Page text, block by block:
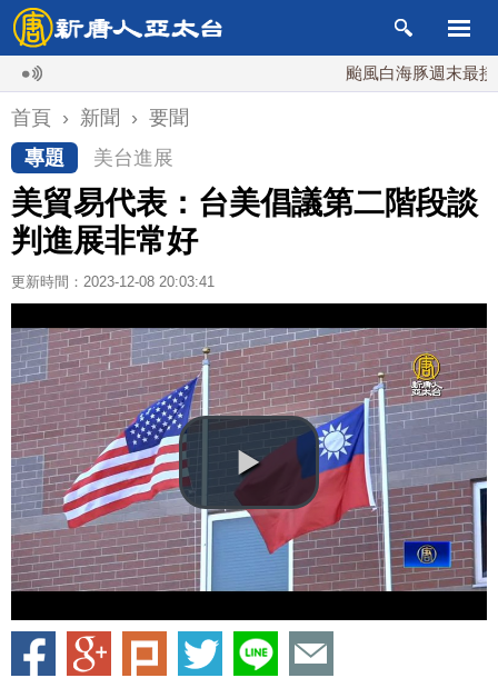
颱風白海豚週末最接近台
首頁 › 新聞 › 要聞
專題
美台進展
美貿易代表：台美倡議第二階段談
判進展非常好
更新時間：2023-12-08 20:03:41